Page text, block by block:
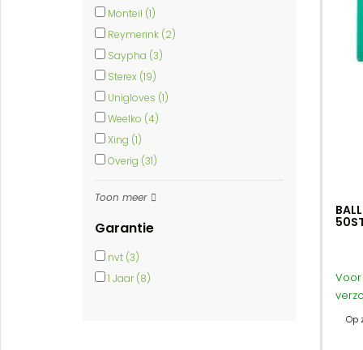
Monteil (1)
Reymerink (2)
Saypha (3)
Sterex (19)
Unigloves (1)
Weelko (4)
Xing (1)
Overig (31)
Toon meer
Garantie
nvt (3)
1 Jaar (8)
Op